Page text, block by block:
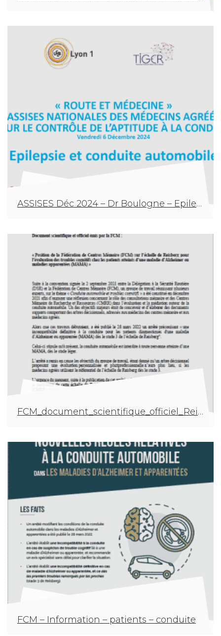
ASSISES Déc 2024 – Dr Boulogne – Epilepsie et conduite automobile
FCM_document_scientifique_officiel_Reisberg
FCM – Information – patients – conduite